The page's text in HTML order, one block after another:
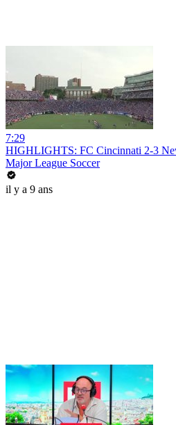
7:29
HIGHLIGHTS: FC Cincinnati 2-3
Major League Soccer
il y a 9 ans